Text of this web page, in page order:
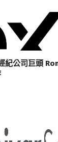
紀公司巨頭